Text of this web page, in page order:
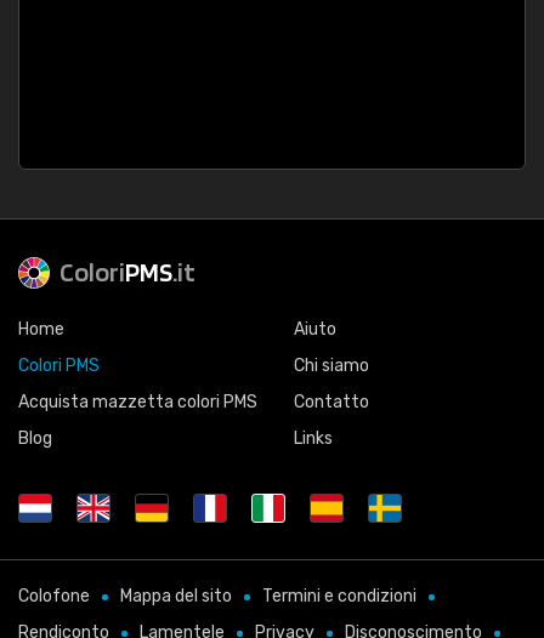
ColoriPMS.it
Home
Colori PMS
Acquista mazzetta colori PMS
Blog
Aiuto
Chi siamo
Contatto
Links
Colofone Mappa del sito
Termini e condizioni
Rendiconto
Lamentele Privacy Disconoscimento